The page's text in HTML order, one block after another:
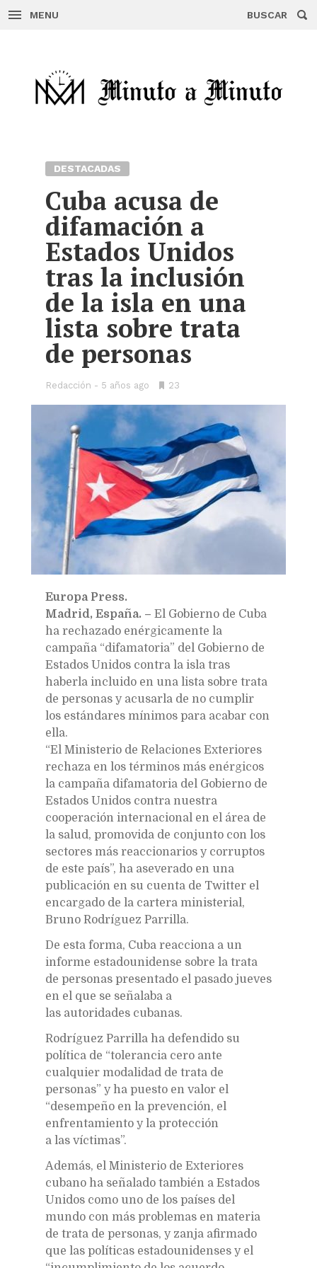
MENU BUSCAR
DESTACADAS
Cuba acusa de
difamación a
Estados Unidos
tras la inclusión
de la isla en una
lista sobre trata
de personas
Redacción 5 años ago
•23
Europa Press.
Madrid, España. – El Gobierno de Cuba
ha rechazado enérgicamente la
campaña “difamatoria” del Gobierno de
Estados Unidos contra la isla tras
haberla incluido en una lista sobre trata
de personas y acusarla de no cumplir
los estándares mínimos para acabar con
ella.
“El Ministerio de Relaciones Exteriores
rechaza en los términos más enérgicos
la campaña difamatoria del Gobierno de
Estados Unidos contra nuestra
cooperación internacional en el área de
la salud, promovida de conjunto con los
sectores más reaccionarios y corruptos
de este país”, ha aseverado en una
publicación en su cuenta de Twitter el
encargado de la cartera ministerial,
Bruno Rodríguez Parrilla.
De esta forma, Cuba reacciona a un
informe estadounidense sobre la trata
de personas presentado el pasado jueves
en el que se señalaba a
las autoridades cubanas.
Rodríguez Parrilla ha defendido su
política de “tolerancia cero ante
cualquier modalidad de trata de
personas” y ha puesto en valor el
“desempeño en la prevención, el
enfrentamiento y la protección
a las víctimas”.
Además, el Ministerio de Exteriores
cubano ha señalado también a Estados
Unidos como uno de los países del
mundo con más problemas en materia
de trata de personas, y zanja afirmado
que las políticas estadounidenses y el